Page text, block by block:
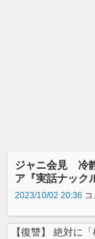
ジャニ会見 冷
ア『実話ナック
2023/10/02 20:36